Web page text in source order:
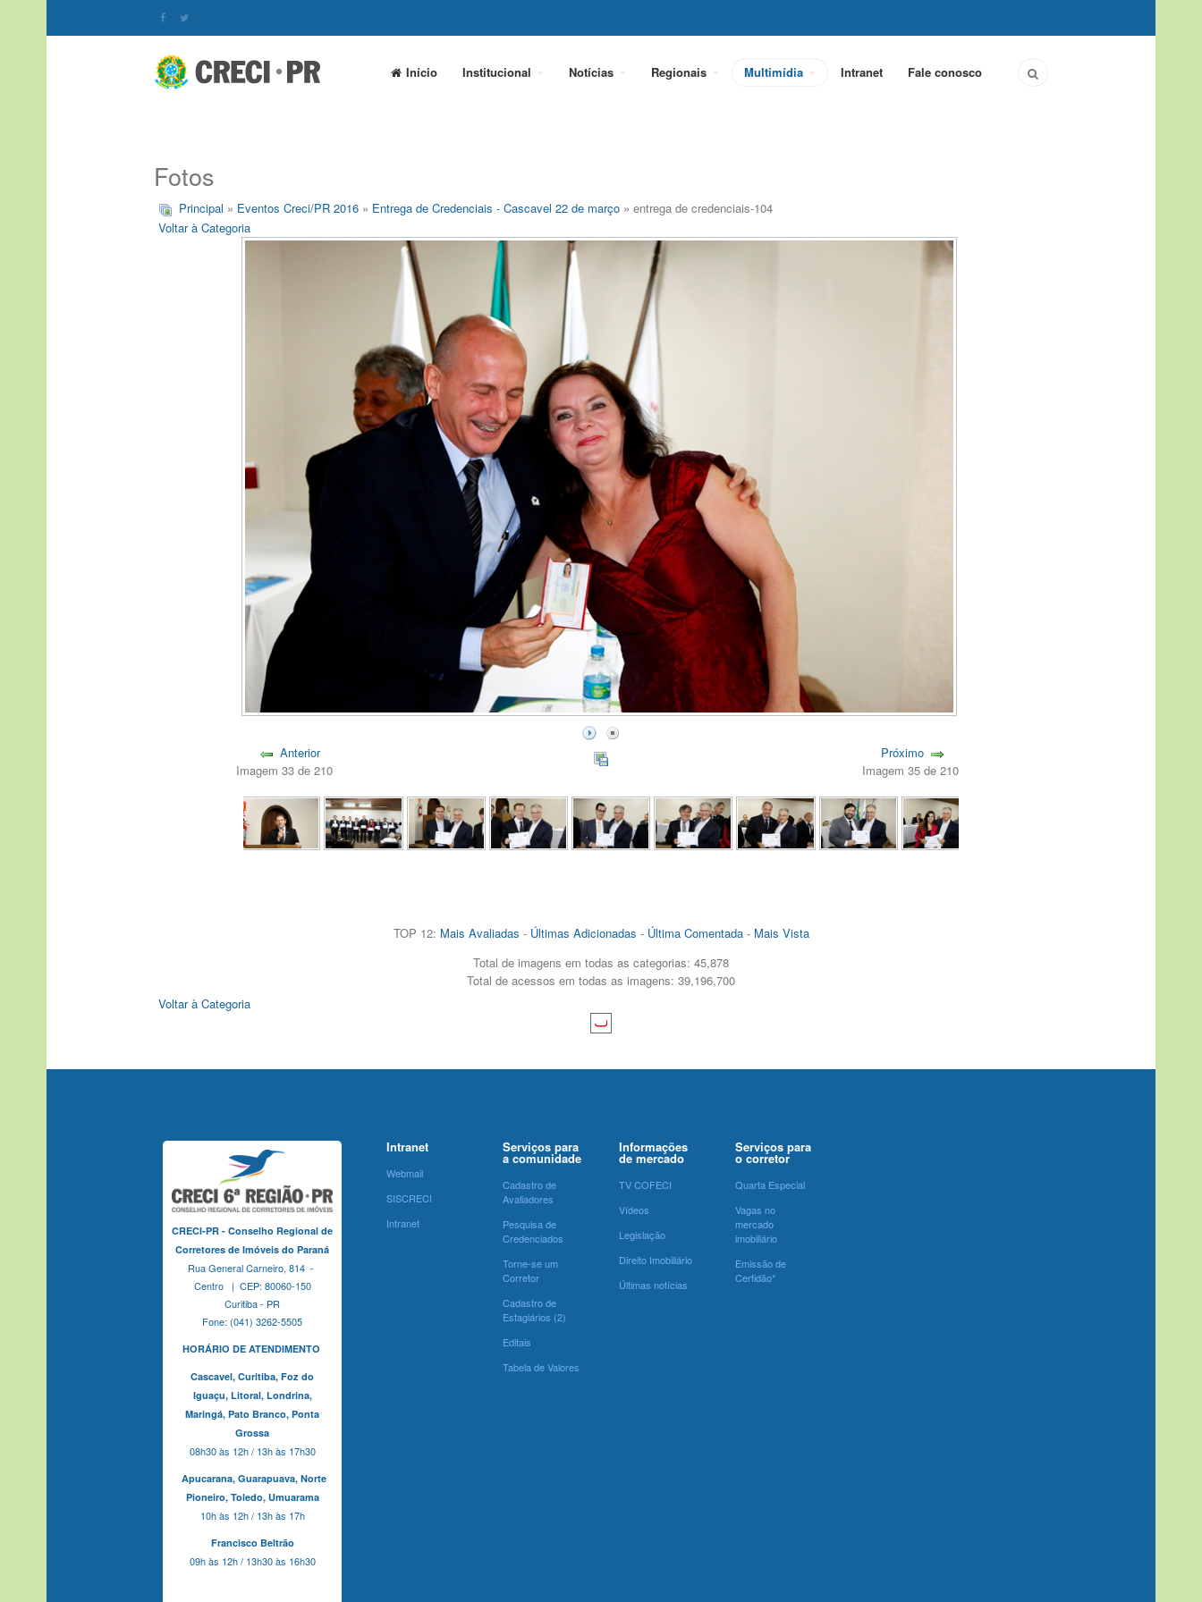
Início Institucional Notícias Regionais Multimídia Intranet Fale conosco
Fotos
Principal » Eventos Creci/PR 2016 » Entrega de Credenciais - Cascavel 22 de março » entrega de credenciais-104
Voltar à Categoria
Anterior
Imagem 33 de 210
Próximo
Imagem 35 de 210
TOP 12: Mais Avaliadas - Últimas Adicionadas - Última Comentada- Mais Vista
Total de imagens em todas as categorias: 45,878
Total de acessos em todas as imagens: 39,196,700
Voltar à Categoria
CRECI-PR - Conselho Regional de
Corretores de Imóveis do Paraná
Rua General Carneiro, 814 -
Centro | CEP: 80060-150
Curitiba - PR
Fone: (041) 3262-5505
HORÁRIO DE ATENDIMENTO
Cascavel, Curitiba, Foz do
Iguaçu, Litoral, Londrina,
Maringá, Pato Branco, Ponta
Grossa
08h30 às 12h / 13h às 17h30
Apucarana, Guarapuava, Norte
Pioneiro, Toledo, Umuarama
10h às 12h / 13h às 17h
Francisco Beltrão
09h às 12h / 13h30 às 16h30
Intranet
Webmail
SISCRECI
Intranet
Serviços para
a comunidade
Cadastro de
Avaliadores
Pesquisa de
Credenciados
Torne-se um
Corretor
Cadastro de
Estagiários (2)
Editais
Tabela de Valores
Informações
de mercado
TV COFECI
Vídeos
Legislação
Direito Imobiliário
Últimas notícias
Serviços para
o corretor
Quarta Especial
Vagas no
mercado
imobiliário
Emissão de
Certidão*